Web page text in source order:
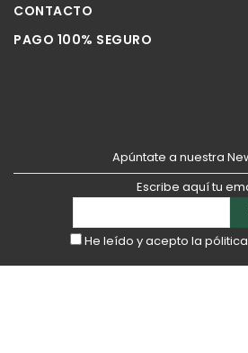
CONTACTO
PAGO 100% SEGURO
Apúntate a nuestra
Escribe aquí tu
He leído y acepto la